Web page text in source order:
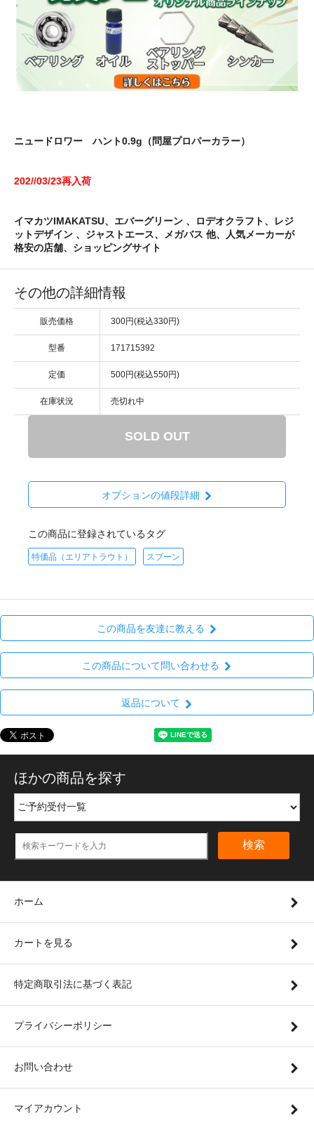
ニュードロワー ハント0.9g（問屋プロパーカラー）
202//03/23再入荷
イマカツIMAKATSU、エバーグリーン 、ロデオクラフト、レジ
ットデザイン 、ジャストエース、メガバス 他、人気メーカーが
格安の店舗、ショッピングサイト
その他の詳細情報
販売価格 300円(税込330円)
型番 171715392
定価 500円(税込550円)
在庫状況 売切れ中
SOLD OUT
オプションの値段詳細
この商品に登録されているタグ
特価品（エリアトラウト） スプーン
この商品を友達に教える
この商品について問い合わせる
返品について
ほかの商品を探す
検索
ホーム
カートを見る
特定商取引法に基づく表記
プライバシーポリシー
お問い合わせ
マイアカウント